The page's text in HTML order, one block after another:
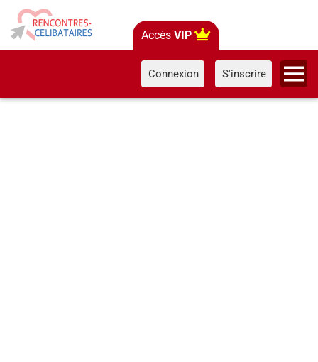
Accès VIP
Connexion S'inscrire